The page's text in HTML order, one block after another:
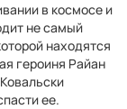
в космосе и
не самый
находятся
героиня Райан
ее.